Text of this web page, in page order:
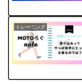
トレーニング